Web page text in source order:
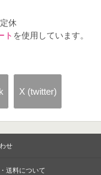
休
ト を使用しています。
X (twitter)
せ
送料について